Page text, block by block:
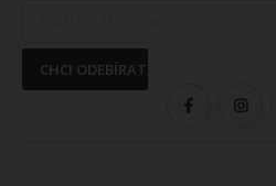
CHCI ODEBÍRAT